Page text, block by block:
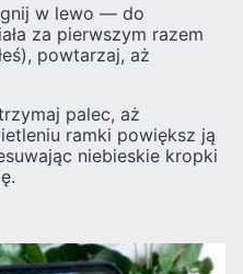
w lewo — do
za pierwszym razem
powtarzaj, aż
palec, aż
ramki powiększ ją
niebieskie kropki